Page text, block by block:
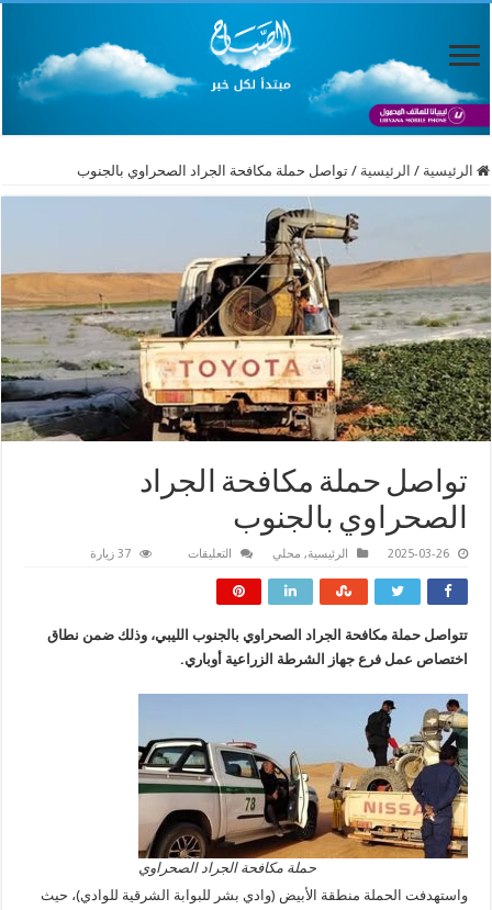
الرئيسية / الرئيسية / تواصل حملة مكافحة الجراد الصحراوي بالجنوب
تواصل حملة مكافحة الجراد
الصحراوي بالجنوب
2025-03-26 الرئيسية, محلي التعليقات
بالجنوب
37 زيارة
تتواصل حملة مكافحة الجراد الصحراوي بالجنوب الليبي، وذلك ضمن نطاق
اختصاص عمل فرع جهاز الشرطة الزراعية أوباري.
حملة مكافحة الجراد الصحراوي
واستهدفت الحملة منطقة الأبيض (وادي بشر للبوابة الشرقية للوادي)، حيث